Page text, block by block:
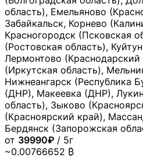
область), Емельяново
Забайкальск, Корнево
Красногородск (Псковская
(Ростовская область),
Лермонтово (Краснодарский
(Иркутская область),
Нижнеангарск (Республика
(ДНР), Макеевка (ДНР),
область), Зыково
(Красноярский край),
Бердянск (Запорожская
от 39990₽ / 5г
~0.00766652 ₿